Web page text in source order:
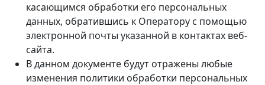
касающимся обработки его персональных
данных, обратившись к Оператору с помощью
электронной почты указанной в контактах веб-
сайта.
В данном документе будут отражены любые
изменения политики обработки персональных